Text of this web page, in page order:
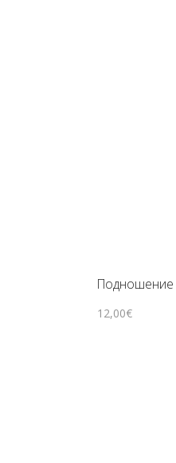
Подношение
12,00€